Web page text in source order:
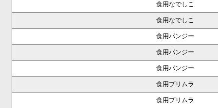
食用なでしこ
食用なでしこ
食用パンジー
食用パンジー
食用パンジー
食用プリムラ
食用プリムラ